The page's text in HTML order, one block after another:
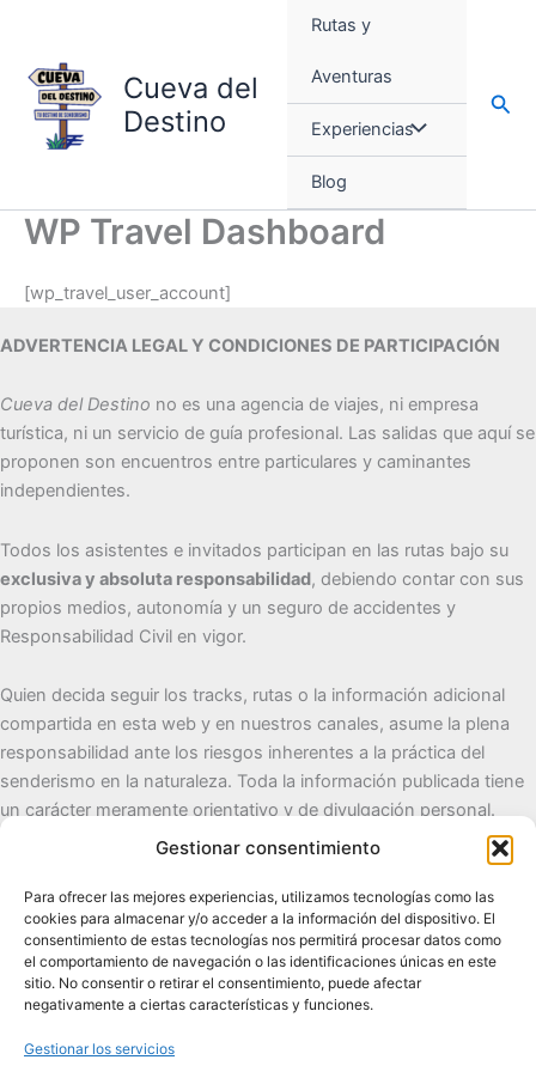
Gestionar consentimiento
Para ofrecer las mejores experiencias, utilizamos tecnologías como las
cookies para almacenar y/o acceder a la información del dispositivo. El
consentimiento de estas tecnologías nos permitirá procesar datos como
el comportamiento de navegación o las identificaciones únicas en este
sitio. No consentir o retirar el consentimiento, puede afectar
negativamente a ciertas características y funciones.
Gestionar los servicios
contenido
Cueva del
Destino
Rutas y
Aventuras
Experiencias
Blog
WP Travel Dashboard
[wp_travel_user_account]
ADVERTENCIA LEGAL Y CONDICIONES DE PARTICIPACIÓN
Cueva del Destino no es una agencia de viajes, ni empresa
turística, ni un servicio de guía profesional. Las salidas que aquí se
proponen son encuentros entre particulares y caminantes
independientes.
Todos los asistentes e invitados participan en las rutas bajo su
exclusiva y absoluta responsabilidad, debiendo contar con sus
propios medios, autonomía y un seguro de accidentes y
Responsabilidad Civil en vigor.
Quien decida seguir los tracks, rutas o la información adicional
compartida en esta web y en nuestros canales, asume la plena
responsabilidad ante los riesgos inherentes a la práctica del
senderismo en la naturaleza. Toda la información publicada tiene
un carácter meramente orientativo y de divulgación personal.
Senderismo de autor, naturaleza y pueblos con alma.
Contacto:cuevadeldestino@gmail.com |
+34 722 32 62